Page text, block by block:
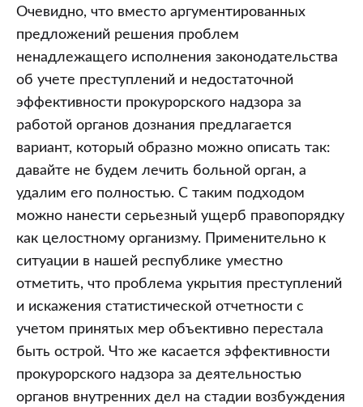
Очевидно, что вместо аргументированных
предложений решения проблем
ненадлежащего исполнения законодательства
об учете преступлений и недостаточной
эффективности прокурорского надзора за
работой органов дознания предлагается
вариант, который образно можно описать так:
давайте не будем лечить больной орган, а
удалим его полностью. С таким подходом
можно нанести серьезный ущерб правопорядку
как целостному организму. Применительно к
ситуации в нашей республике уместно
отметить, что проблема укрытия преступлений
и искажения статистической отчетности с
учетом принятых мер объективно перестала
быть острой. Что же касается эффективности
прокурорского надзора за деятельностью
органов внутренних дел на стадии возбуждения